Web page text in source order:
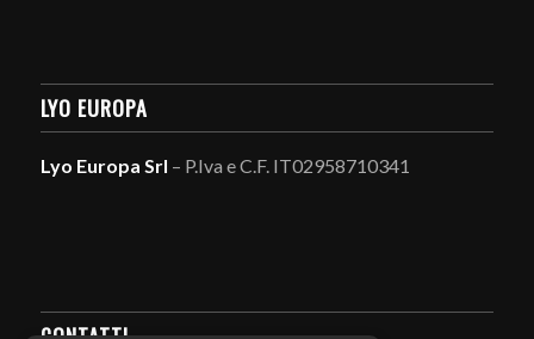
LYO EUROPA
Lyo Europa Srl – P.Iva e C.F. IT02958710341